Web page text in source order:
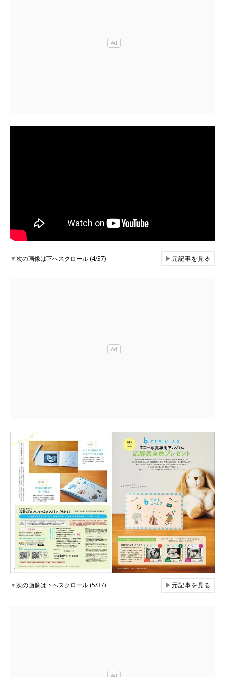
▼次の画像は下へスクロール (4/37) ▶元記事を見る
▼次の画像は下へスクロール (5/37) ▶元記事を見る